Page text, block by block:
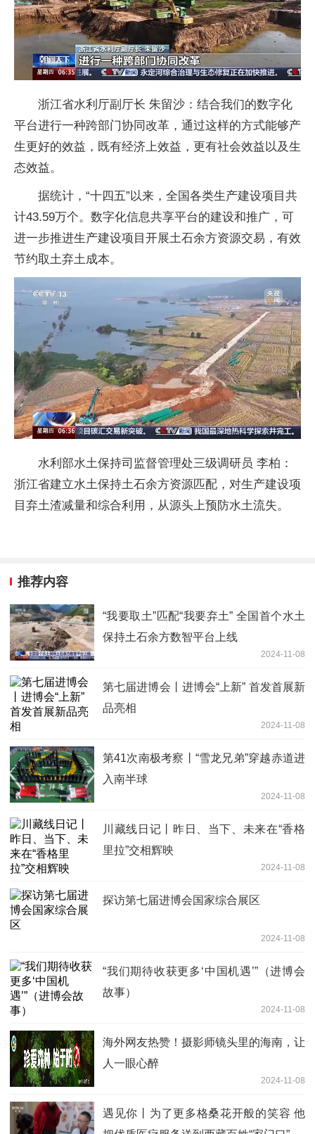
浙江省水利厅副厅长 朱留沙：结合我们的数字化
平台进行一种跨部门协同改革，通过这样的方式能够产
生更好的效益，既有经济上效益，更有社会效益以及生
态效益。
据统计，“十四五”以来，全国各类生产建设项目共
计43.59万个。数字化信息共享平台的建设和推广，可
进一步推进生产建设项目开展土石余方资源交易，有效
节约取土弃土成本。
水利部水土保持司监督管理处三级调研员 李柏：
浙江省建立水土保持土石余方资源匹配，对生产建设项
目弃土渣减量和综合利用，从源头上预防水土流失。
推荐内容
“我要取土”匹配“我要弃土” 全国首个水土
保持土石余方数智平台上线
2024-11-08
第七届进博会丨进博会“上新” 首发首展新
品亮相
2024-11-08
第41次南极考察丨“雪龙兄弟”穿越赤道进
入南半球
2024-11-08
川藏线日记丨昨日、当下、未来在“香格
里拉”交相辉映
2024-11-08
探访第七届进博会国家综合展区
2024-11-08
“我们期待收获更多‘中国机遇’”（进博会
故事）
2024-11-08
海外网友热赞！摄影师镜头里的海南，让
人一眼心醉
2024-11-08
遇见你丨为了更多格桑花开般的笑容 他